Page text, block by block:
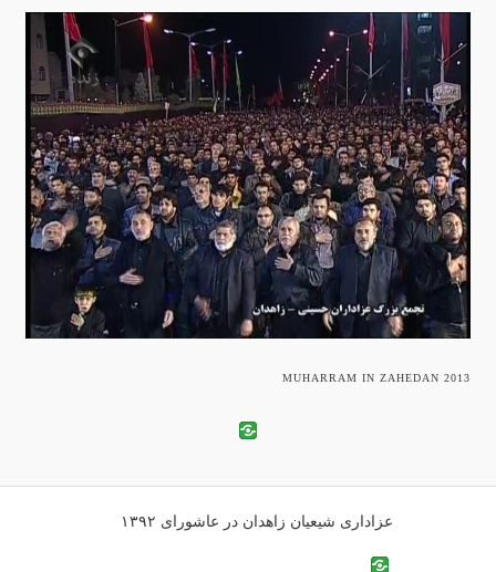
MUHARRAM IN ZAHEDAN 2013
عزاداری شیعیان زاهدان در عاشورای ۱۳۹۲